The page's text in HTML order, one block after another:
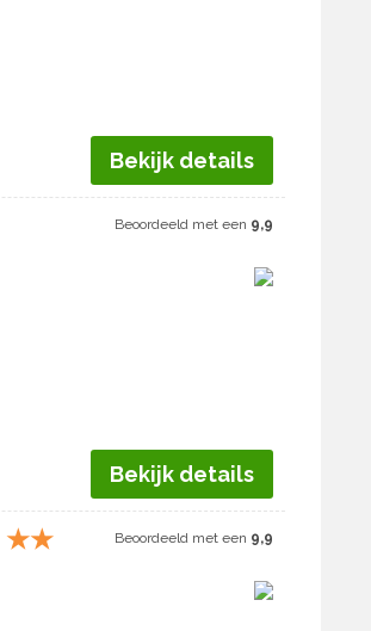
Bekijk details
Beoordeeld met een 9,9
Bekijk details
★★ Beoordeeld met een 9,9